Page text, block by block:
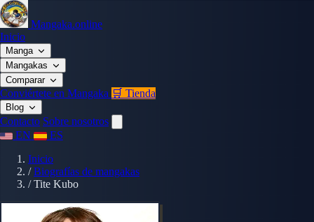
Mangaka.online
Inicio
Manga
Mangakas
Comparar
Conviértete en Mangaka 🛒 Tienda
Blog
Contacto Sobre nosotros
EN
ES
Inicio
/ Biografías de mangakas
/ Tite Kubo